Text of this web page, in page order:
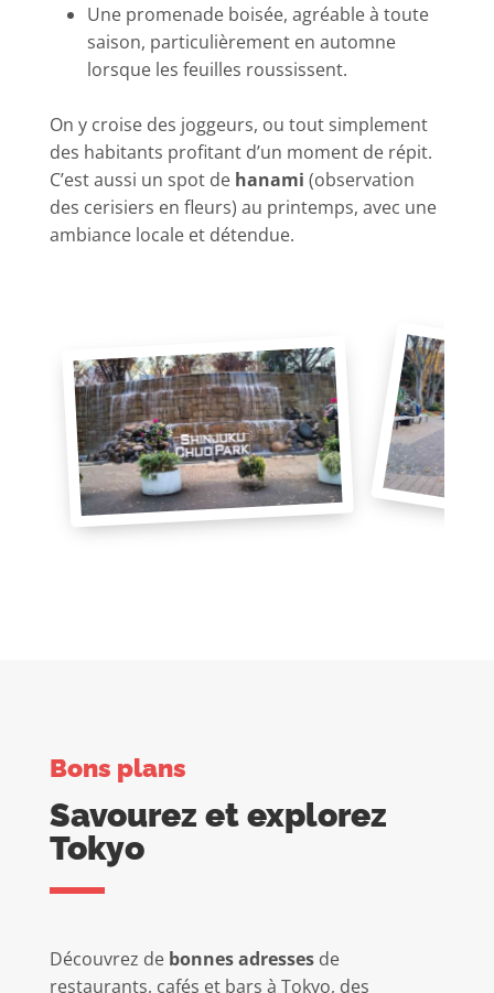
Une promenade boisée, agréable à toute
saison, particulièrement en automne
lorsque les feuilles roussissent.
On y croise des joggeurs, ou tout simplement
des habitants profitant d’un moment de répit.
C’est aussi un spot de hanami (observation
des cerisiers en fleurs) au printemps, avec une
ambiance locale et détendue.
Bons plans
Savourez et explorez
Tokyo
Découvrez de bonnes adressesde
restaurants, cafés et bars à Tokyo, des